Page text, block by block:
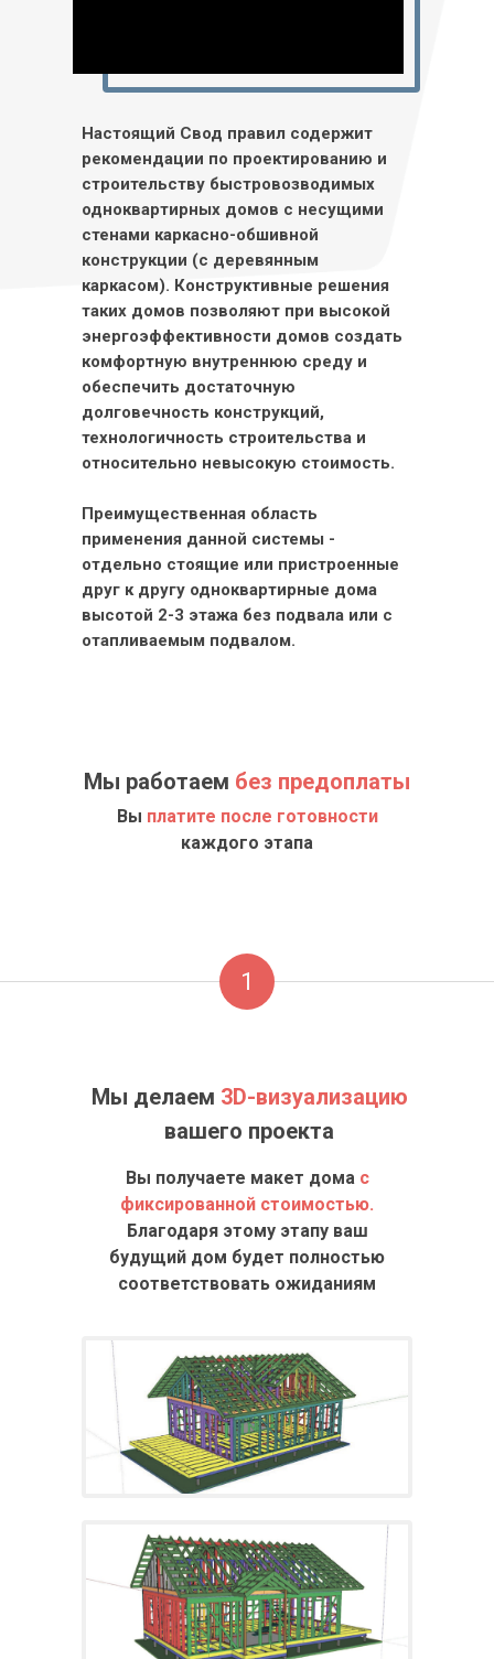
Настоящий Свод правил содержит
рекомендации по проектированию и
строительству быстровозводимых
одноквартирных домов с несущими
стенами каркасно-обшивной
конструкции (с деревянным
каркасом). Конструктивные решения
таких домов позволяют при высокой
энергоэффективности домов создать
комфортную внутреннюю среду и
обеспечить достаточную
долговечность конструкций,
технологичность строительства и
относительно невысокую стоимость.
Преимущественная область
применения данной системы -
отдельно стоящие или пристроенные
друг к другу одноквартирные дома
высотой 2-3 этажа без подвала или с
отапливаемым подвалом.
Мы работаем без предоплаты
Вы платите после готовности
каждого этапа
1
Мы делаем 3D-визуализацию
вашего проекта
Вы получаете макет дома с
фиксированной стоимостью.
Благодаря этому этапу ваш
будущий дом будет полностью
соответствовать ожиданиям